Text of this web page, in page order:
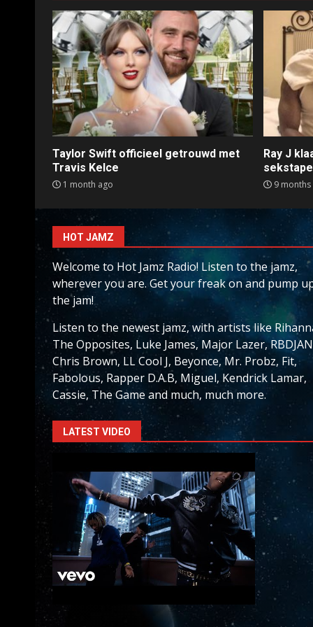
Taylor Swift officieel getrouwd met
Travis Kelce
1 month ago
Ray J
sekstape
9 months
HOT JAMZ
Welcome to Hot Jamz Radio! Listen to the jamz,
wherever you are. Get your freak on and pump
the jam!
Listen to the newest jamz, with artists like
The Opposites, Luke James, Major Lazer,
Chris Brown, LL Cool J, Beyonce, Mr. Probz, Fit,
Fabolous, Rapper D.A.B, Miguel, Kendrick Lamar,
Cassie, The Game and much, much more.
LATEST VIDEO